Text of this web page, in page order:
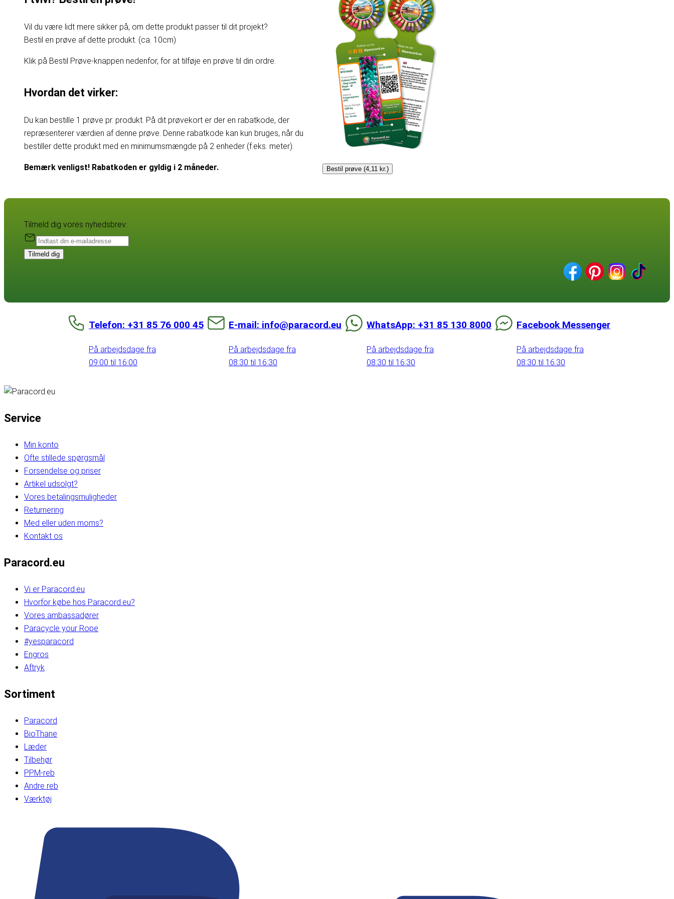
Vil du være lidt mere sikker på, om dette produkt passer til dit projekt?
Bestil en prøve af dette produkt. (ca. 10cm)
Klik på Bestil Prøve-knappen nedenfor, for at tilføje en prøve til din ordre.
Hvordan det virker:
Du kan bestille 1 prøve pr. produkt. På dit prøvekort er der en rabatkode, der
repræsenterer værdien af denne prøve. Denne rabatkode kan kun bruges, når du
bestiller dette produkt med en minimumsmængde på 2 enheder (f.eks. meter).
Bemærk venligst! Rabatkoden er gyldig i 2 måneder. Bestil prøve (4,11 kr.)
Tilmeld dig vores nyhedsbrev:
Tilmeld dig
Telefon: +31 85 76 000 45
På arbejdsdage fra
09:00 til 16:00
E-mail: info@paracord.eu
På arbejdsdage fra
08:30 til 16:30
WhatsApp: +31 85 130 8000
På arbejdsdage fra
08:30 til 16:30
Facebook Messenger
På arbejdsdage fra
08:30 til 16:30
Service
Min konto
Ofte stillede spørgsmål
Forsendelse og priser
Artikel udsolgt?
Vores betalingsmuligheder
Returnering
Med eller uden moms?
Kontakt os
Paracord.eu
Vi er Paracord.eu
Hvorfor købe hos Paracord.eu?
Vores ambassadører
Paracycle your Rope
#yesparacord
Engros
Aftryk
Sortiment
Paracord
BioThane
Læder
Tilbehør
PPM-reb
Andre reb
Værktøj